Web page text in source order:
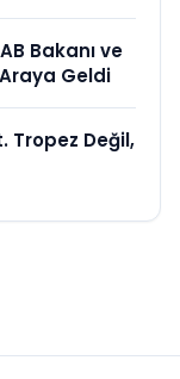
Bakanı ve
Geldi
Tropez Değil,